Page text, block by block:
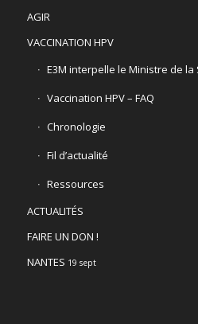
AGIR
VACCINATION HPV
E3M interpelle le Ministre de la
Vaccination HPV – FAQ
Chronologie
Fil d’actualité
Ressources
ACTUALITÉS
FAIRE UN DON !
NANTES 19 sept